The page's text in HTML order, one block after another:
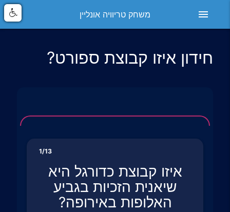
menu משחק טריוויה אונליין
חידון איזו קבוצת ספורט?
1/13
איזו קבוצת כדורגל היא
שיאנית הזכיות בגביע
האלופות באירופה?